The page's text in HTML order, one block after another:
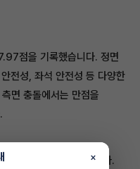
점을 기록했습니다. 정면
전성, 좌석 안전성 등 다양한
면 충돌에서는 만점을
에 15.14점을 받았습니다.
×